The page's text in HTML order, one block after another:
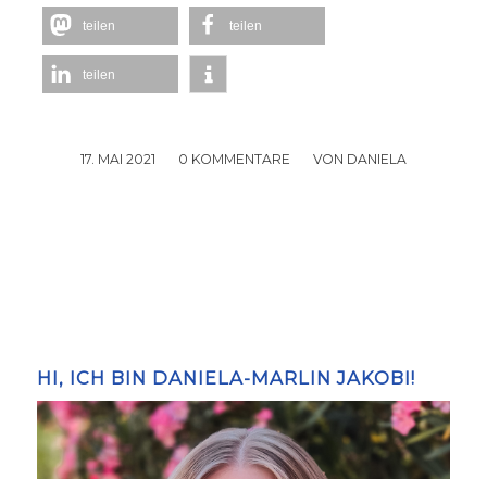
teilen teilen
teilen
17. MAI 2021
/ 0 KOMMENTARE
/ VON DANIELA
HI, ICH BIN DANIELA-MARLIN JAKOBI!